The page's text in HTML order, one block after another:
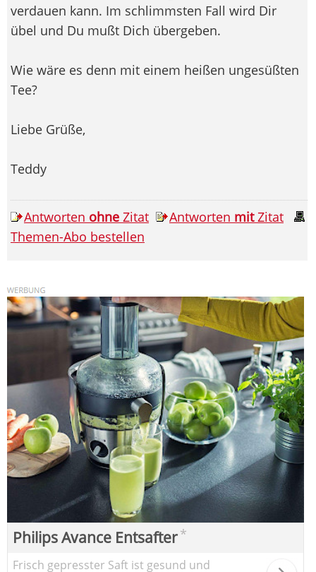
verdauen kann. Im schlimmsten Fall wird Dir
übel und Du mußt Dich übergeben.
Wie wäre es denn mit einem heißen ungesüßten
Tee?
Liebe Grüße,
Teddy
Antworten ohne Zitat Antworten mitZitat
Themen-Abo bestellen
Philips Avance Entsafter*
Frisch gepresster Saft ist gesund und